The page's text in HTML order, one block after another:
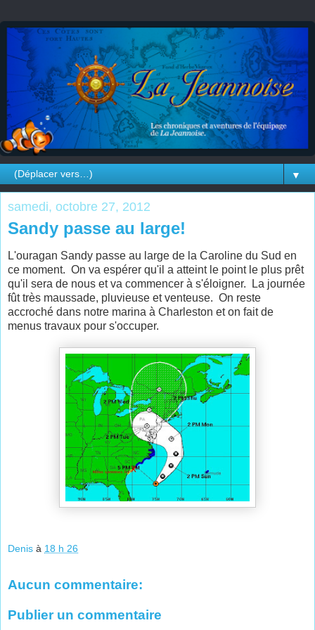
▼
samedi, octobre 27, 2012
Sandy passe au large!
L'ouragan Sandy passe au large de la Caroline du Sud en
ce moment. On va espérer qu'il a atteint le point le plus prêt
qu'il sera de nous et va commencer à s'éloigner. La journée
fût très maussade, pluvieuse et venteuse. On reste
accroché dans notre marina à Charleston et on fait de
menus travaux pour s'occuper.
Denis à 18 h 26
Aucun commentaire:
Publier un commentaire